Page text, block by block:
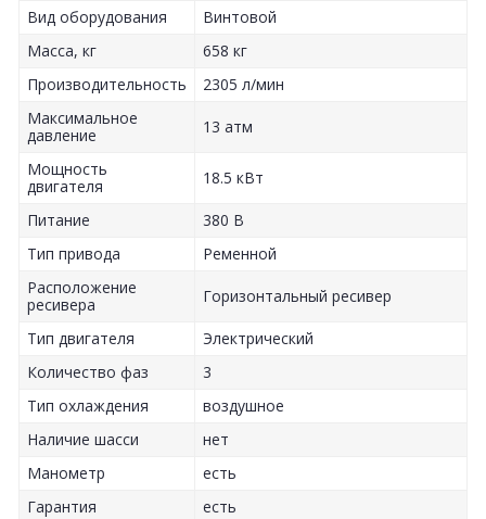
Вид оборудования
Винтовой
Масса, кг
658 кг
Производительность
2305 л/мин
Максимальное
давление
13 атм
Мощность
двигателя
18.5 кВт
Питание
380 В
Тип привода
Ременной
Расположение
ресивера
Горизонтальный ресивер
Тип двигателя
Электрический
Количество фаз
3
Тип охлаждения
воздушное
Наличие шасси
нет
Манометр
есть
Гарантия
есть